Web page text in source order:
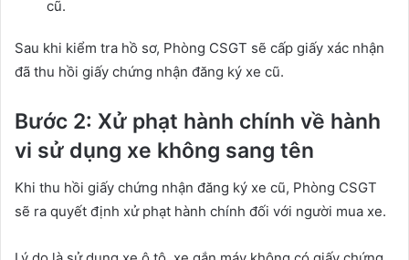
cũ.
Sau khi kiểm tra hồ sơ, Phòng CSGT sẽ cấp giấy xác nhận
đã thu hồi giấy chứng nhận đăng ký xe cũ.
Bước 2: Xử phạt hành chính về hành
vi sử dụng xe không sang tên
Khi thu hồi giấy chứng nhận đăng ký xe cũ, Phòng CSGT
sẽ ra quyết định xử phạt hành chính đối với người mua xe.